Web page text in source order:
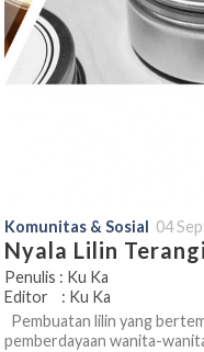
Komunitas & Sosial 04
Nyala Lilin
Penulis : Ku Ka
Editor : Ku Ka
Pembuatan lilin yang
pemberdayaan wanita-